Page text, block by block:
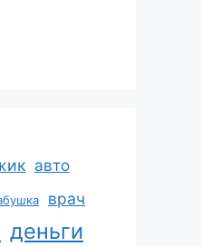
авто
врач
деньги